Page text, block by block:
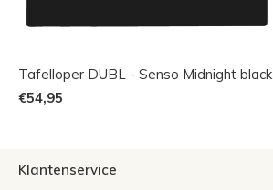
Tafelloper DUBL - Senso Midnight black
€54,95
Klantenservice